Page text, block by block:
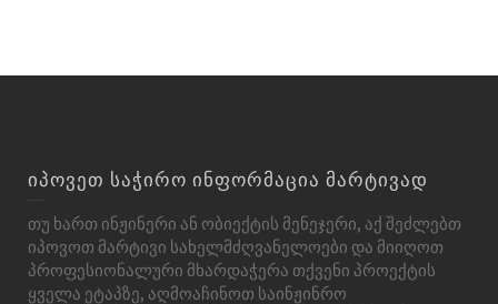
იპოვეთ საჭირო ინფორმაცია მარტივად
თუ ხართ ინჟინერი ან ობიექტის მენეჯერი, აქ შეძლებთ
იპოვოთ მარტივი სახელმძღვანელოები და მიიღოთ
პროფესიონალური მხარდაჭერა თქვენი პროექტის
ყველა ეტაპზე, აღმოაჩინოთ საინჟინრო